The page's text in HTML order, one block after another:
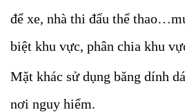
để xe, nhà thi đấu thể
biệt khu vực, phân chia khu
Mặt khác sử dụng băng dính
nơi nguy hiểm.